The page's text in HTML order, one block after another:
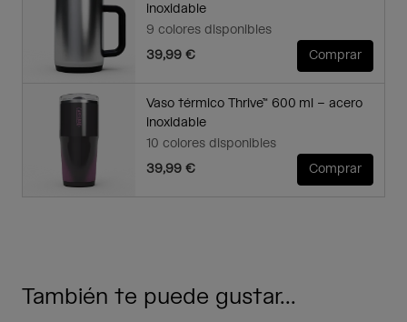
inoxidable
9 colores disponibles
39,99 €
Comprar
Vaso térmico Thrive™ 600 ml – acero
inoxidable
10 colores disponibles
39,99 €
Comprar
También te puede gustar...